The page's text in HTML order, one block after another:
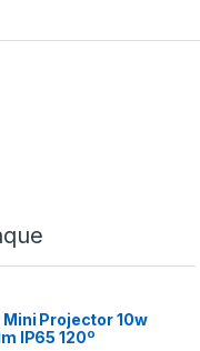
Mini Projector 10w
IP65 120º